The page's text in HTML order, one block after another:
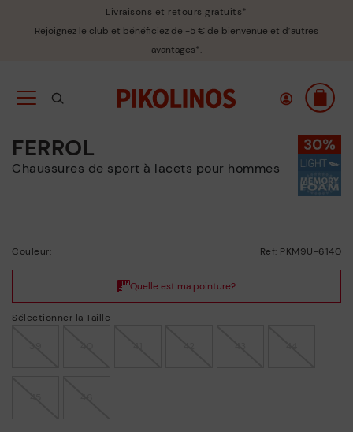
Livraisons et retours gratuits*
Rejoignez le club et bénéficiez de -5 € de bienvenue et d’autres
avantages*.
FERROL
Chaussures de sport à lacets pour hommes
Couleur: Ref: PKM9U-6140
Sélectionner la Taille